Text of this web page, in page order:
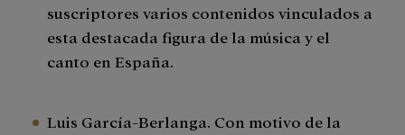
suscriptores varios contenidos vinculados a
esta destacada figura de la música y el
canto en España.
Luis García-Berlanga. Con motivo de la